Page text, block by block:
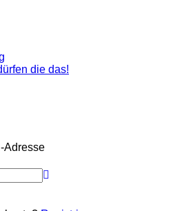
die das!
Adresse